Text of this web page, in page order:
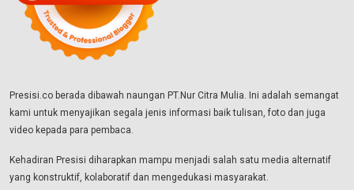
Presisi.co berada dibawah naungan PT.Nur Citra Mulia. Ini adalah semangat
kami untuk menyajikan segala jenis informasi baik tulisan, foto dan juga
video kepada para pembaca.
Kehadiran Presisi diharapkan mampu menjadi salah satu media alternatif
yang konstruktif, kolaboratif dan mengedukasi masyarakat.